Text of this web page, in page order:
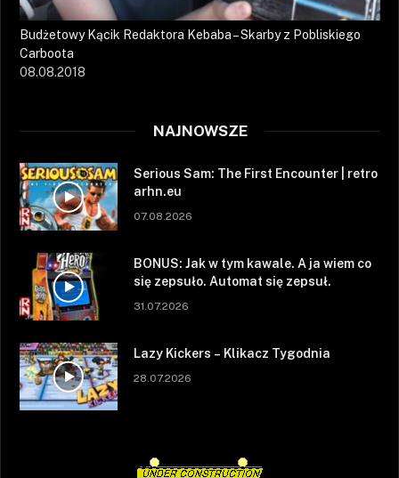
Budżetowy Kącik Redaktora Kebaba – Skarby z Pobliskiego
Carboota
08.08.2018
NAJNOWSZE
Serious Sam: The First Encounter | retro
arhn.eu
07.08.2026
BONUS: Jak w tym kawale. A ja wiem co
się zepsuło. Automat się zepsuł.
31.07.2026
Lazy Kickers – Klikacz Tygodnia
28.07.2026